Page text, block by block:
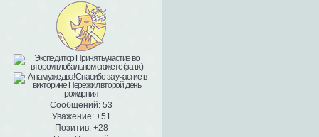
Сообщений: 53
Уважение: +51
Позитив: +28